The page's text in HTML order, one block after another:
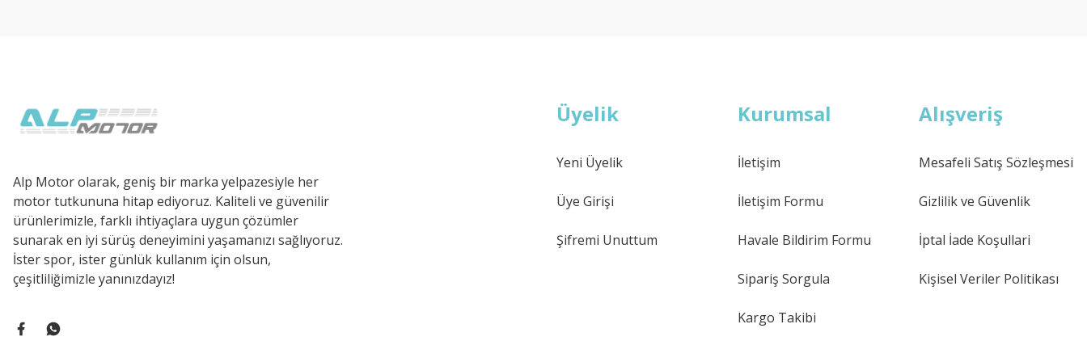
Alp Motor olarak, geniş bir marka yelpazesiyle her
motor tutkununa hitap ediyoruz. Kaliteli ve güvenilir
ürünlerimizle, farklı ihtiyaçlara uygun çözümler
sunarak en iyi sürüş deneyimini yaşamanızı sağlıyoruz.
İster spor, ister günlük kullanım için olsun,
çeşitliliğimizle yanınızdayız!
Üyelik
Yeni Üyelik
Üye Girişi
Şifremi Unuttum
Kurumsal
İletişim
İletişim Formu
Havale Bildirim Formu
Sipariş Sorgula
Kargo Takibi
Alışveriş
Mesafeli Satış Sözleşmesi
Gizlilik ve Güvenlik
İptal İade Koşullari
Kişisel Veriler Politikası